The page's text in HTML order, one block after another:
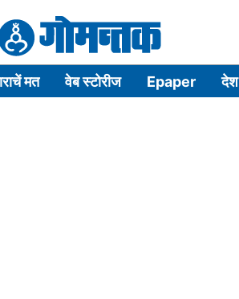
मत वेब स्टोरीज Epaper देश